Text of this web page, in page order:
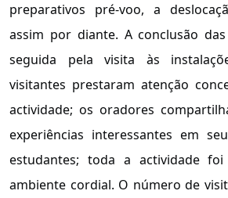
preparativos pré-voo, a
assim por diante. A conclusão
seguida pela visita às
visitantes prestaram atenção
actividade; os oradores
experiências interessantes em
estudantes; toda a actividade
ambiente cordial. O número de